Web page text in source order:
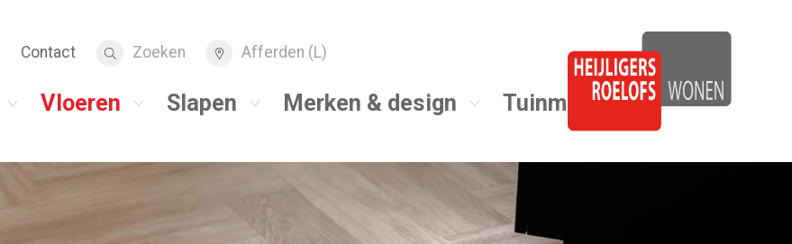
Contact Zoeken Afferden (L)
Vloeren Slapen Merken & design Tuinmeubelen